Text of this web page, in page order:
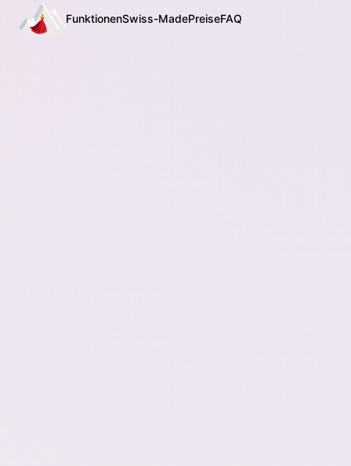
FunktionenSwiss-MadePreiseFAQ